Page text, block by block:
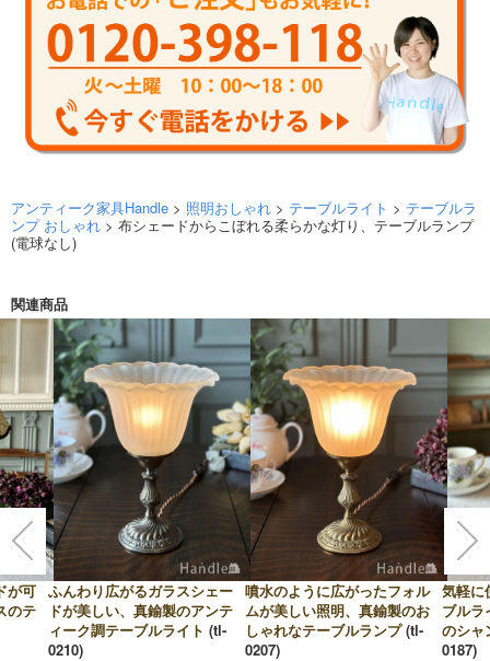
アンティーク家具Handle > 照明おしゃれ > テーブルライト > テーブルラ
ンプ おしゃれ > 布シェードからこぼれる柔らかな灯り、テーブルランプ
(電球なし)
関連商品
が可
のテ
ふんわり広がるガラスシェー
ドが美しい、真鍮製のアンテ
ィーク調テーブルライト (tl-
0210)
噴水のように広がったフォル
ムが美しい照明、真鍮製のお
しゃれなテーブルランプ (tl-
0207)
気軽に
ブルラ
のシャ
0187)